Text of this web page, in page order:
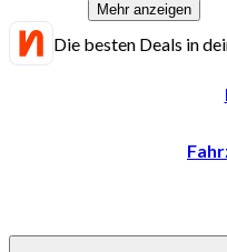
Mehr anzeigen
Die besten Deals in